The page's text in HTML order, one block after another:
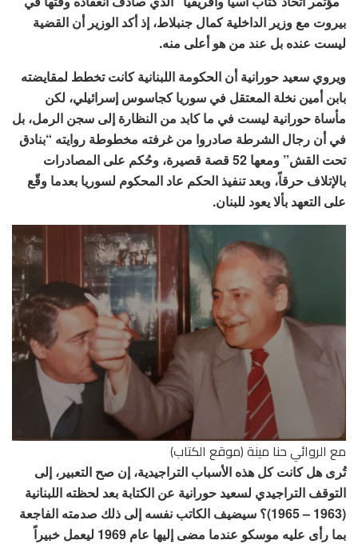
بيروت مع وزير الداخلية كمال جنبلاط، إذ أكد الوزير أن القضية
ليست عنده بل عند من هو أعلى منه.
ويروي سعيد حورانية أن الحكومة اللبنانية كانت تخطط لمقايضته
بابن أمين نخلة المعتقل في سوريا كجاسوس إسرائيلي، لكن
مأساة حورانية ليست في ما كابد من النظارة إلى سجن الرمل، بل
في أن رجال الشرطة صادروا من غرفته مخطوطة روايته “بنادق
تحت القش” ومعها 52 قصة قصيرة، وحُكم على المصادرات
بالإتلاف حرقاً، وبعد تنفيذ الحكم عاد المحكوم لسوريا بعدما وقّع
على التعهد بألا يعود للبنان.
مع الروائي حنا مينة (موقع الكتاب)
تُرى هل كانت كل هذه الأسباب التراجيدية، إن صح التعبير، إلى
التوقف التراجيدي لسعيد حورانية عن الكتابة بعد لحظته اللبنانية
(1963 – 1965)؟ سيضيف الكاتب نفسه إلى ذلك صدمته الفاجعة
بما رأى عليه موسكو عندما مضى إليها عام 1969 ليعمل خبيراً